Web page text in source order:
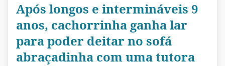
Após longos e intermináveis 9
anos, cachorrinha ganha lar
para poder deitar no sofá
abraçadinha com uma tutora